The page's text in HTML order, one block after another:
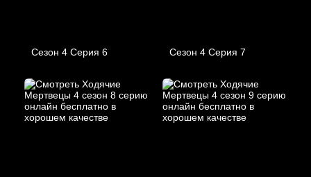
Сезон 4 Серия 6 Сезон 4 Серия 7